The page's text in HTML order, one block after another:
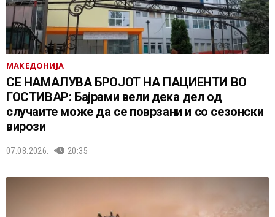
МАКЕДОНИЈА
СЕ НАМАЛУВА БРОЈОТ НА ПАЦИЕНТИ ВО
ГОСТИВАР: Бајрами вели дека дел од
случаите може да се поврзани и со сезонски
вирози
07.08.2026. 20:35